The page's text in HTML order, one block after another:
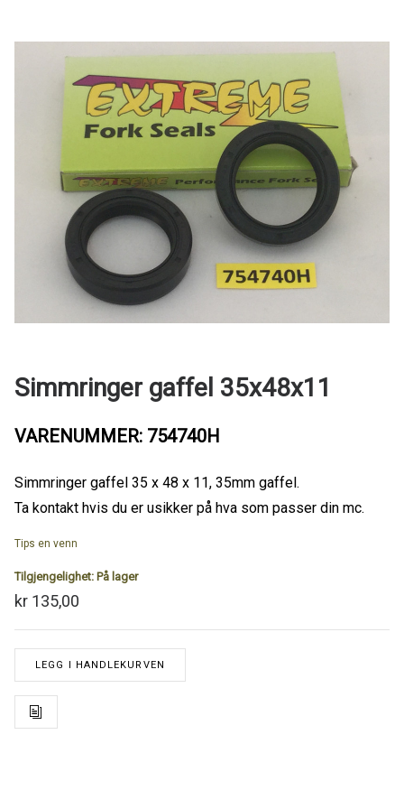
Simmringer gaffel 35x48x11
VARENUMMER: 754740H
Simmringer gaffel 35 x 48 x 11, 35mm gaffel.
Ta kontakt hvis du er usikker på hva som passer din mc.
Tips en venn
Tilgjengelighet: På lager
kr 135,00
LEGG I HANDLEKURVEN